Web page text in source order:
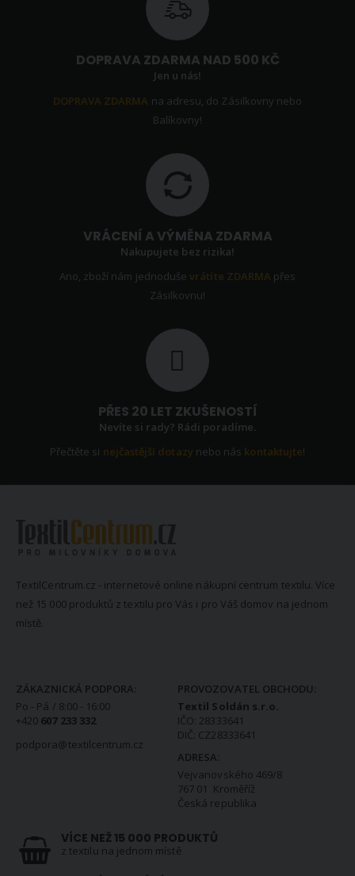
DOPRAVA ZDARMA NAD 500 KČ
Jen u nás!
DOPRAVA ZDARMA na adresu, do Zásilkovny nebo
Balíkovny!
VRÁCENÍ A VÝMĚNA ZDARMA
Nakupujete bez rizika!
Ano, zboží nám jednoduševrátíte ZDARMA přes
Zásilkovnu!
PŘES 20 LET ZKUŠENOSTÍ
Nevíte si rady? Rádi poradíme.
Přečtěte si nejčastější dotazy nebo nás kontaktujte!
TextilCentrum.cz - internetové online nákupní centrum textilu. Více
než 15 000 produktů z textilu pro Vás i pro Váš domov na jednom
místě.
ZÁKAZNICKÁ PODPORA:
Po - Pá / 8:00 - 16:00
+420 607 233 332
podpora@textilcentrum.cz
PROVOZOVATEL OBCHODU:
Textil Soldán s.r.o.
IČO: 28333641
DIČ: CZ28333641
ADRESA:
Vejvanovského 469/8
767 01 Kroměříž
Česká republika
VÍCE NEŽ 15 000 PRODUKTŮ
z textilu na jednom místě